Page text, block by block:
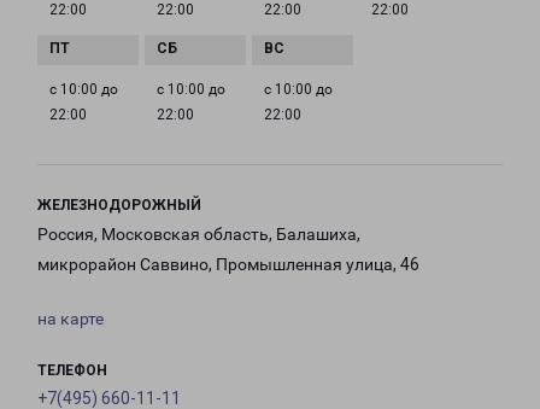
22:00
22:00
22:00
22:00
с 10:00 до
22:00
с 10:00 до
22:00
с 10:00 до
22:00
ЖЕЛЕЗНОДОРОЖНЫЙ
Россия, Московская область, Балашиха,
микрорайон Саввино, Промышленная улица, 46
на карте
ТЕЛЕФОН
+7(495) 660-11-11